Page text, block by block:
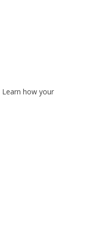
Learn how your